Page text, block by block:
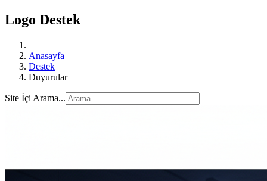
Logo Destek
Anasayfa
Destek
Duyurular
Site İçi Arama...